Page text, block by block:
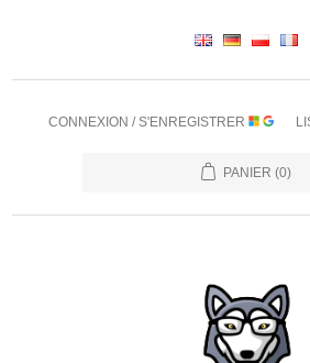
CONNEXION / S'ENREGISTRER
PANIER (0)